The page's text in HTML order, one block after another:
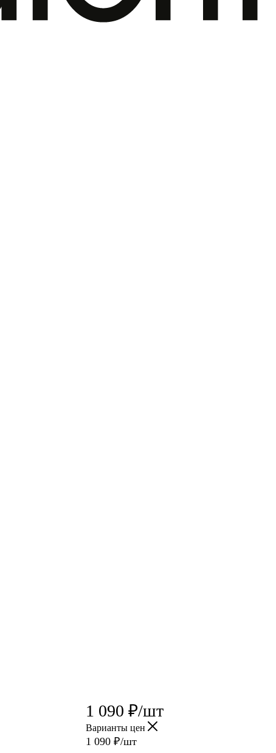
1 090 ₽/шт
Варианты цен
1 090 ₽/шт